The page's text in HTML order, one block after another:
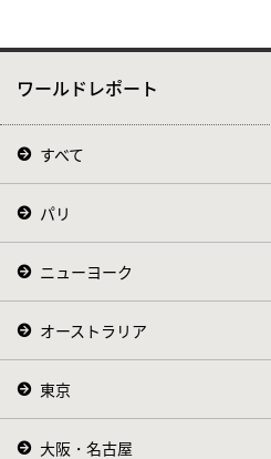
ワールドレポート
すべて
パリ
ニューヨーク
オーストラリア
東京
大阪・名古屋